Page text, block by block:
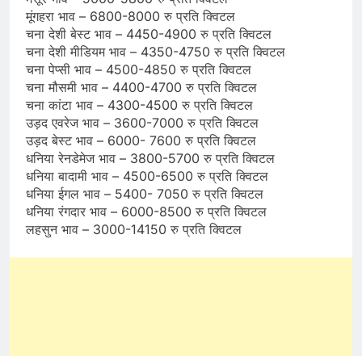
मूंगहरा भाव – 6800-8000 रु प्रति क्विटल
चना देशी बेस्ट भाव – 4450-4900 रु प्रति क्विटल
चना देशी मीडियम भाव – 4350-4750 रु प्रति क्विटल
चना पेप्सी भाव – 4500-4850 रु प्रति क्विटल
चना मौसमी भाव – 4400-4700 रु प्रति क्विटल
चना कांटा भाव – 4300-4500 रु प्रति क्विटल
उड़द एवरेज भाव – 3600-7000 रु प्रति क्विटल
उड़द बेस्ट भाव – 6000- 7600 रु प्रति क्विटल
धनिया रेनडेमेज भाव – 3800-5700 रु प्रति क्विटल
धनिया बादामी भाव – 4500-6500 रु प्रति क्विटल
धनिया ईगल भाव – 5400- 7050 रु प्रति क्विटल
धनिया रंगदार भाव – 6000-8500 रु प्रति क्विटल
लहसुन भाव – 3000-14150 रु प्रति क्विटल